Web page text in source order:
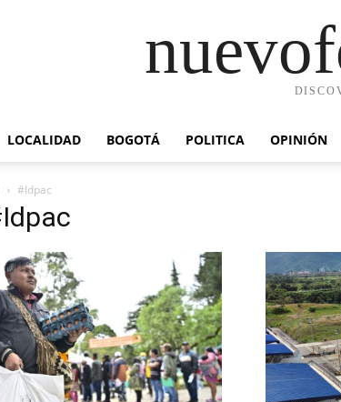
LOCALIDAD BOGOTÁ POLITICA OPINIÓN
#Idpac